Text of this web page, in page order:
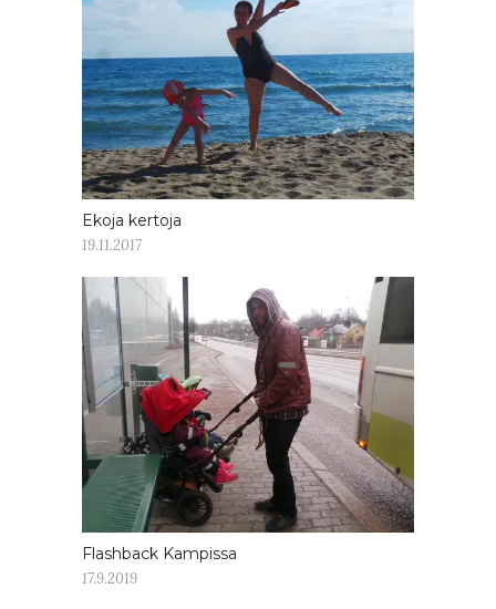
Ekoja kertoja
19.11.2017
Flashback Kampissa
17.9.2019